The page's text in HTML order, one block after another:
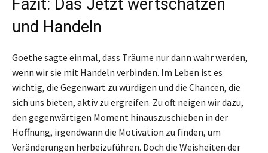
Fazit: Das Jetzt wertschätzen
und Handeln
Goethe sagte einmal, dass Träume nur dann wahr werden,
wenn wir sie mit Handeln verbinden. Im Leben ist es
wichtig, die Gegenwart zu würdigen und die Chancen, die
sich uns bieten, aktiv zu ergreifen. Zu oft neigen wir dazu,
den gegenwärtigen Moment hinauszuschieben in der
Hoffnung, irgendwann die Motivation zu finden, um
Veränderungen herbeizuführen. Doch die Weisheiten der